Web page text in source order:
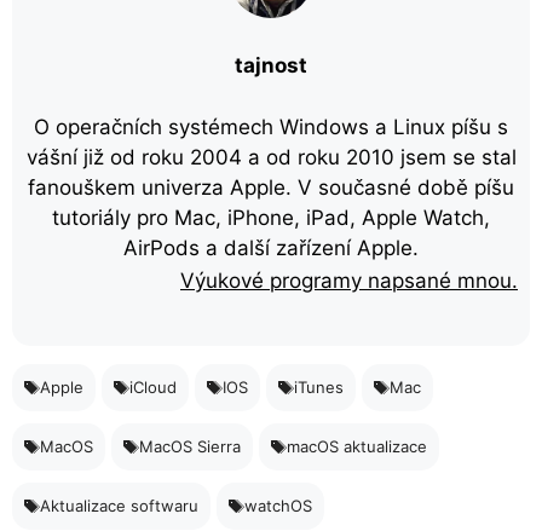
tajnost
O operačních systémech Windows a Linux píšu s
vášní již od roku 2004 a od roku 2010 jsem se stal
fanouškem univerza Apple. V současné době píšu
tutoriály pro Mac, iPhone, iPad, Apple Watch,
AirPods a další zařízení Apple.
Výukové programy napsané mnou.
Apple iCloud IOS iTunes Mac
MacOS MacOS Sierra macOS aktualizace
Aktualizace softwaru watchOS